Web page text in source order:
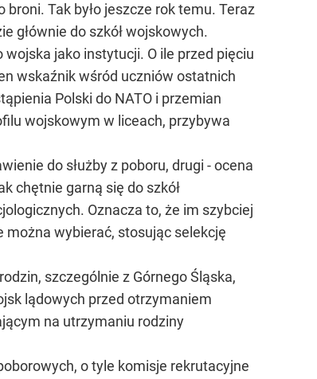
Tak było jeszcze rok temu. Teraz
głównie do szkół wojskowych.
jako instytucji. O ile przed pięciu
wskaźnik wśród uczniów ostatnich
Polski do NATO i przemian
wojskowym w liceach, przybywa
do służby z poboru, drugi - ocena
chętnie garną się do szkół
Oznacza to, że im szybciej
można wybierać, stosując selekcję
szczególnie z Górnego Śląska,
lądowych przed otrzymaniem
na utrzymaniu rodziny
o tyle komisje rekrutacyjne